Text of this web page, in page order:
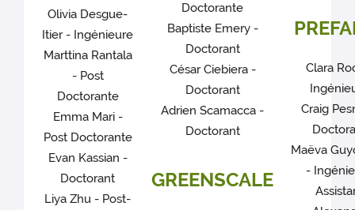
Olivia Desgue-
Itier - Ingénieure
Marttina Rantala
- Post
Doctorante
Emma Mari -
Post Doctorante
Evan Kassian -
Doctorant
Liya Zhu - Post-
Doctorante
Baptiste Emery -
Doctorant
César Ciebiera -
Doctorant
Adrien Scamacca -
Doctorant
GREENSCALE
Clara
Craig
Maëva
-